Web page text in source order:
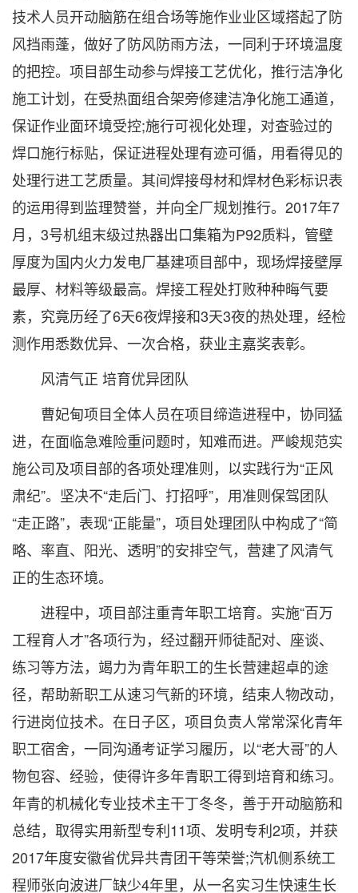
技术人员开动脑筋在组合场等施作业业区域搭起了防
风挡雨蓬，做好了防风防雨方法，一同利于环境温度
的把控。项目部生动参与焊接工艺优化，推行洁净化
施工计划，在受热面组合架旁修建洁净化施工通道，
保证作业面环境受控;施行可视化处理，对查验过的
焊口施行标贴，保证进程处理有迹可循，用看得见的
处理行进工艺质量。其间焊接母材和焊材色彩标识表
的运用得到监理赞誉，并向全厂规划推行。2017年7
月，3号机组末级过热器出口集箱为P92质料，管壁
厚度为国内火力发电厂基建项目部中，现场焊接壁厚
最厚、材料等级最高。焊接工程处打败种种晦气要
素，究竟历经了6天6夜焊接和3天3夜的热处理，经检
测作用悉数优异、一次合格，获业主嘉奖表彰。
风清气正 培育优异团队
曹妃甸项目全体人员在项目缔造进程中，协同猛
进，在面临急难险重问题时，知难而进。严峻规范实
施公司及项目部的各项处理准则，以实践行为“正风
肃纪”。坚决不“走后门、打招呼”，用准则保驾团队
“走正路”，表现“正能量”，项目处理团队中构成了“简
略、率直、阳光、透明”的安排空气，营建了风清气
正的生态环境。
进程中，项目部注重青年职工培育。实施“百万
工程育人才”各项行为，经过翻开师徒配对、座谈、
练习等方法，竭力为青年职工的生长营建超卓的途
径，帮助新职工从速习气新的环境，结束人物改动，
行进岗位技术。在日子区，项目负责人常常深化青年
职工宿舍，一同沟通考证学习履历，以“老大哥”的人
物包容、经验，使得许多年青职工得到培育和练习。
年青的机械化专业技术主干丁冬冬，善于开动脑筋和
总结，取得实用新型专利11项、发明专利2项，并获
2017年度安徽省优异共青团干等荣誉;汽机侧系统工
程师张向波进厂缺少4年里，从一名实习生快速生长